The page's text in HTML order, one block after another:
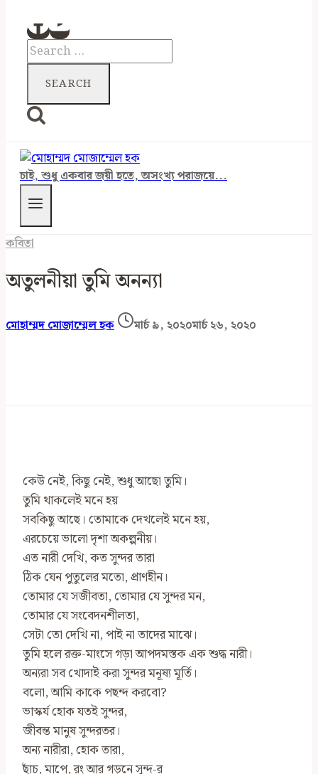
Search
for:
চাই, শুধু একবার জয়ী হতে, অসংখ্য পরাজয়ে...
কবিতা
অতুলনীয়া তুমি অনন্যা
মোহাম্মদ মোজাম্মেল হক মার্চ ৯, ২০২০মার্চ ২৬, ২০২০
কেউ নেই, কিছু নেই, শুধু আছো তুমি।
তুমি থাকলেই মনে হয়
সবকিছু আছে। তোমাকে দেখলেই মনে হয়,
এরচেয়ে ভালো দৃশ্য অকল্পনীয়।
এত নারী দেখি, কত সুন্দর তারা
ঠিক যেন পুতুলের মতো, প্রাণহীন।
তোমার যে সজীবতা, তোমার যে সুন্দর মন,
তোমার যে সংবেদনশীলতা,
সেটা তো দেখি না, পাই না তাদের মাঝে।
তুমি হলে রক্ত-মাংসে গড়া আপদমস্তক এক শুদ্ধ নারী।
অন্যরা সব খোদাই করা সুন্দর মনূষ্য মূর্তি।
বলো, আমি কাকে পছন্দ করবো?
ভাস্কর্য হোক যতই সুন্দর,
জীবন্ত মানুষ সুন্দরতর।
অন্য নারীরা, হোক তারা,
ছাঁচ, মাপে, রং আর গড়নে সুন্দ-র